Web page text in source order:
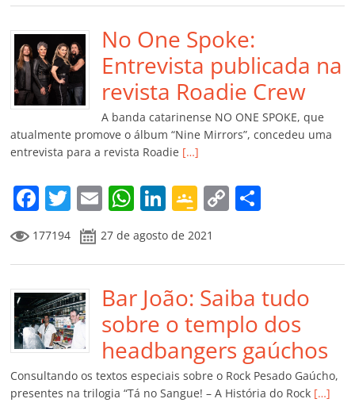
e
b
o
o
k
er l s
A
p
p
e
dI
n
gl
e
Cl
a
ss
ro
o
m
y
Li
n
k
p
til
h
ar
No One Spoke:
Entrevista publicada na
revista Roadie Crew
A banda catarinense NO ONE SPOKE, que
atualmente promove o álbum “Nine Mirrors”, concedeu uma
entrevista para a revista Roadie […]
F
a
c
e
b
o
o
k
T
w
itt
er
E
m
ai
l
W
at
s
A
p
p
Li
n
k
e
dI
n
G
o
o
gl
e
Cl
a
ss
ro
C
y
Li
n
k
p
ar
til
h
ar
177194 27 de agosto de 2021
Bar João: Saiba tudo
sobre o templo dos
headbangers gaúchos
Consultando os textos especiais sobre o Rock Pesado Gaúcho,
presentes na trilogia “Tá no Sangue! – A História do Rock […]